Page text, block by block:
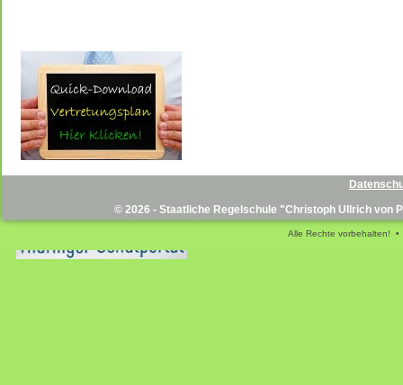
© 2026 - Staatliche Regelschule "Christoph Ullrich von
Alle Rechte vorbehalten!